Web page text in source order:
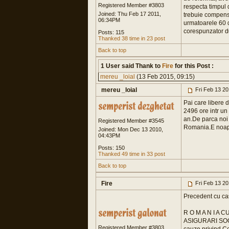
Registered Member #3803
Joined: Thu Feb 17 2011,
06:34PM
Posts: 115
Thanked 38 time in 23 post
respecta timpul
trebuie
urmatoarele 60
corespunzator
Back to top
1 User said Thank to Fire for this Post :
mereu _loial (13 Feb 2015, 09:15)
mereu _loial
Fri Feb 13
Registered Member #3545
Joined: Mon Dec 13 2010,
04:43PM
Posts: 150
Thanked 49 time in 33 post
Pai care libere
2496 ore intr un
an.De parca
Romania.E
Back to top
Fire Fri Feb 13
Registered Member #3803
Precedent cu
R O M A N I A CURTEA DE A P E L C O N S T A N T A SECTIA CIVILA, MINORI SI FAMILIE, LITIGII DE MUNCA SI ASIGURARI SOCIALE DECIZIA CIVILA NR.48/CM: Sedinta publica de la 25 Ianuarie 2010 Completul specializat pentru cauze privind Conflicte de munca si asigurari sociale Completul compus din: PRESEDINTE (...) (...) Judecator (...) (...) Judecator (...) (...) Grefier (...) (...) Pe rol, solutionarea recursurilor civile formulate de reclamantul E. N., domiciliat in com.D., sat M.,(...), judetul C, si de catre paratul MINISTERUL APARARII NATIONALE, cu sediul in B,(...)-5, sectorul 5, in calitate de reprezentant legal al recurentei parate UM 01853 D. N., impotriva sentintei civile nr.900/28.08.2009 pronuntate de T r i b u n a l u l C o n s t a n t a in dosarul nr(...), avand ca obiect drepturi banesti. Dezbaterile asupra recursurilor au avut loc in sedinta publica din data de 19.01.2010, sustinerile partilor fiind consemnate in incheierea de sedinta de la acea data, ce face parte integranta din prezenta decizie, cand instanta, avand nevoie de timp pentru a delibera, a amanat pronuntarea asupra cauzei la data de 21.01.2010 si la data de 25.01.2010, cand a dat urmatoarea solutie: C U R T E A Cu privire la recursurile civile de fata, Curtea retine urmatoarele: Reclamantul E. N. a chemat in judecata pe paratul Ministerul Apararii, solicitand instantei ca prin